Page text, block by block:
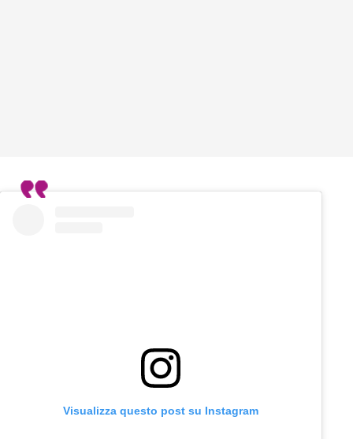
Visualizza questo post su Instagram